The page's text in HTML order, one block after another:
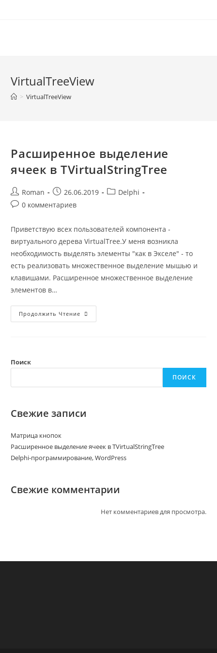
VirtualTreeView
> VirtualTreeView
Расширенное выделение
ячеек в TVirtualStringTree
Post
author:
Roman
Запись
опубликована:
26.06.2019
PostDelphi
Post0 комментариев
Приветствую всех пользователей компонента -
виртуального дерева VirtualTree.У меня возникла
необходимость выделять элементы "как в Экселе" - то
есть реализовать множественное выделение мышью и
клавишами. Расширенное множественное выделение
элементов в…
Продолжить Чтение Расширенное
Выделение
Поиск
ПОИСК
Свежие записи
Матрица кнопок
Расширенное выделение ячеек в TVirtualStringTree
Delphi-программирование, WordPress
Свежие комментарии
Нет комментариев для просмотра.